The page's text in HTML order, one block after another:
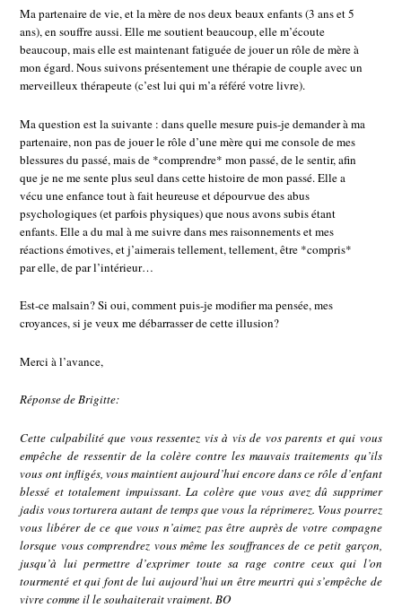
Ma partenaire de vie, et la mère de nos deux beaux enfants (3 ans et 5
ans), en souffre aussi. Elle me soutient beaucoup, elle m’écoute
beaucoup, mais elle est maintenant fatiguée de jouer un rôle de mère à
mon égard. Nous suivons présentement une thérapie de couple avec un
merveilleux thérapeute (c’est lui qui m’a référé votre livre).
Ma question est la suivante : dans quelle mesure puis-je demander à ma
partenaire, non pas de jouer le rôle d’une mère qui me console de mes
blessures du passé, mais de *comprendre* mon passé, de le sentir, afin
que je ne me sente plus seul dans cette histoire de mon passé. Elle a
vécu une enfance tout à fait heureuse et dépourvue des abus
psychologiques (et parfois physiques) que nous avons subis étant
enfants. Elle a du mal à me suivre dans mes raisonnements et mes
réactions émotives, et j’aimerais tellement, tellement, être *compris*
par elle, de par l’intérieur…
Est-ce malsain? Si oui, comment puis-je modifier ma pensée, mes
croyances, si je veux me débarrasser de cette illusion?
Merci à l’avance,
Réponse de Brigitte:
Cette culpabilité que vous ressentez vis à vis de vos parents et qui vous
empêche de ressentir de la colère contre les mauvais traitements qu’ils
vous ont infligés, vous maintient aujourd’hui encore dans ce rôle d’enfant
blessé et totalement impuissant. La colère que vous avez dû supprimer
jadis vous torturera autant de temps que vous la réprimerez. Vous pourrez
vous libérer de ce que vous n’aimez pas être auprès de votre compagne
lorsque vous comprendrez vous même les souffrances de ce petit garçon,
jusqu’à lui permettre d’exprimer toute sa rage contre ceux qui l’on
tourmenté et qui font de lui aujourd’hui un être meurtri qui s’empêche de
vivre comme il le souhaiterait vraiment. BO